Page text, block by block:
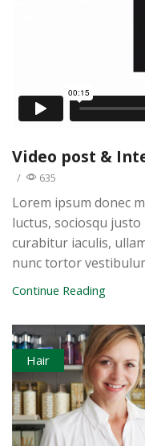
Video post &
/ 635
Lorem ipsum donec
luctus, sociosqu
curabitur iaculis,
nunc tortor
Continue Reading
Hair